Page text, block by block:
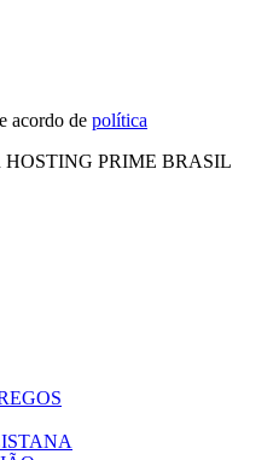
acordo de política
PRIME BRASIL